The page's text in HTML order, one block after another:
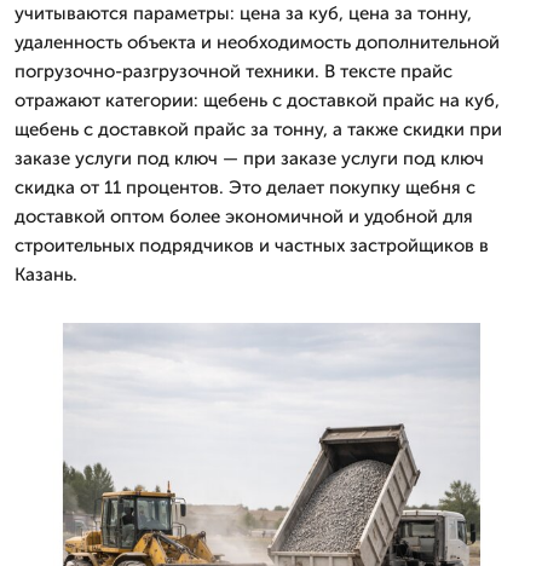
учитываются параметры: цена за куб, цена за тонну,
удаленность объекта и необходимость дополнительной
погрузочно-разгрузочной техники. В тексте прайс
отражают категории: щебень с доставкой прайс на куб,
щебень с доставкой прайс за тонну, а также скидки при
заказе услуги под ключ — при заказе услуги под ключ
скидка от 11 процентов. Это делает покупку щебня с
доставкой оптом более экономичной и удобной для
строительных подрядчиков и частных застройщиков в
Казань.